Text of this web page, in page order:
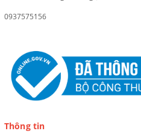
0937575156
Thông tin